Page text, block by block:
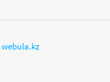
webula.kz